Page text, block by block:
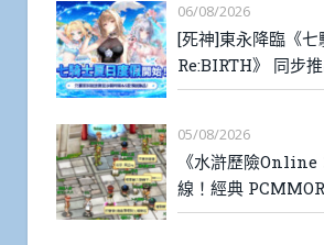
06/08/2026
[死神]東永降臨《七
Re:BIRTH》 同步
05/08/2026
《水滸歷險Online
線！經典